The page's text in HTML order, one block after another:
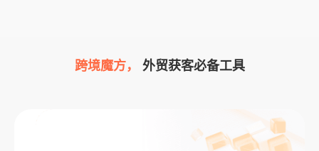
跨境魔方， 外贸获客必备工具